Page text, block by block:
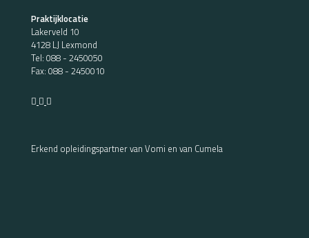
Praktijklocatie
Lakerveld 10
4128 LJ Lexmond
Tel: 088 - 2450050
Fax: 088 - 2450010
Erkend opleidingspartner van Vomi en van Cumela